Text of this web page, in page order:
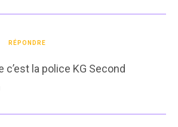
RÉPONDRE
c’est la police KG Second